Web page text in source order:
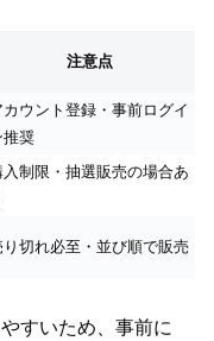
注意点
カウント登録・事前ログイ
推奨
入制限・抽選販売の場合あ
り切れ必至・並び順で販売
すいため、事前に